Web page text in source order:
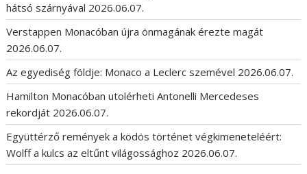
hátsó szárnyával 2026.06.07.
Verstappen Monacóban újra önmagának érezte magát
2026.06.07.
Az egyediség földje: Monaco a Leclerc szemével 2026.06.07.
Hamilton Monacóban utolérheti Antonelli Mercedeses
rekordját 2026.06.07.
Együttérző remények a ködös történet végkimeneteléért:
Wolff a kulcs az eltűnt világossághoz 2026.06.07.